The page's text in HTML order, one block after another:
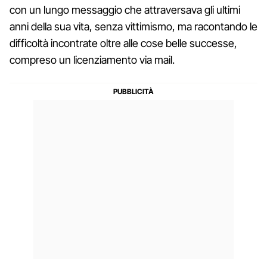
con un lungo messaggio che attraversava gli ultimi
anni della sua vita, senza vittimismo, ma racontando le
difficoltà incontrate oltre alle cose belle successe,
compreso un licenziamento via mail.